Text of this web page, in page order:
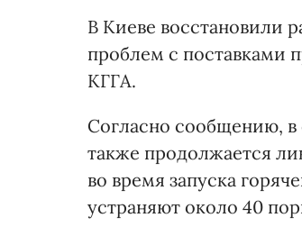
В Киеве восстановили
проблем с поставками
КГГА.
Согласно сообщению, в
также продолжается
во время запуска
устраняют около 40